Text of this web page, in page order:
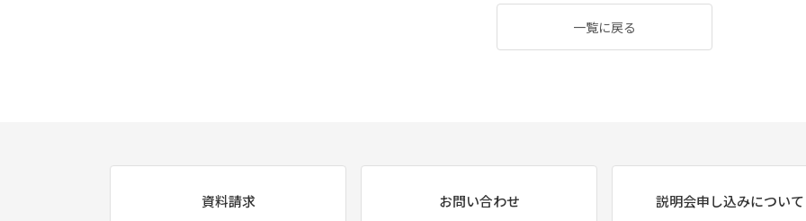
一覧に戻る
資料請求 お問い合わせ 説明会申し込みについて